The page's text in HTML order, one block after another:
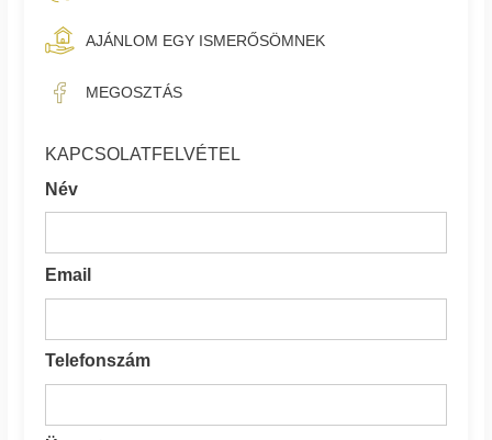
AJÁNLOM EGY ISMERŐSÖMNEK
MEGOSZTÁS
KAPCSOLATFELVÉTEL
Név
Email
Telefonszám